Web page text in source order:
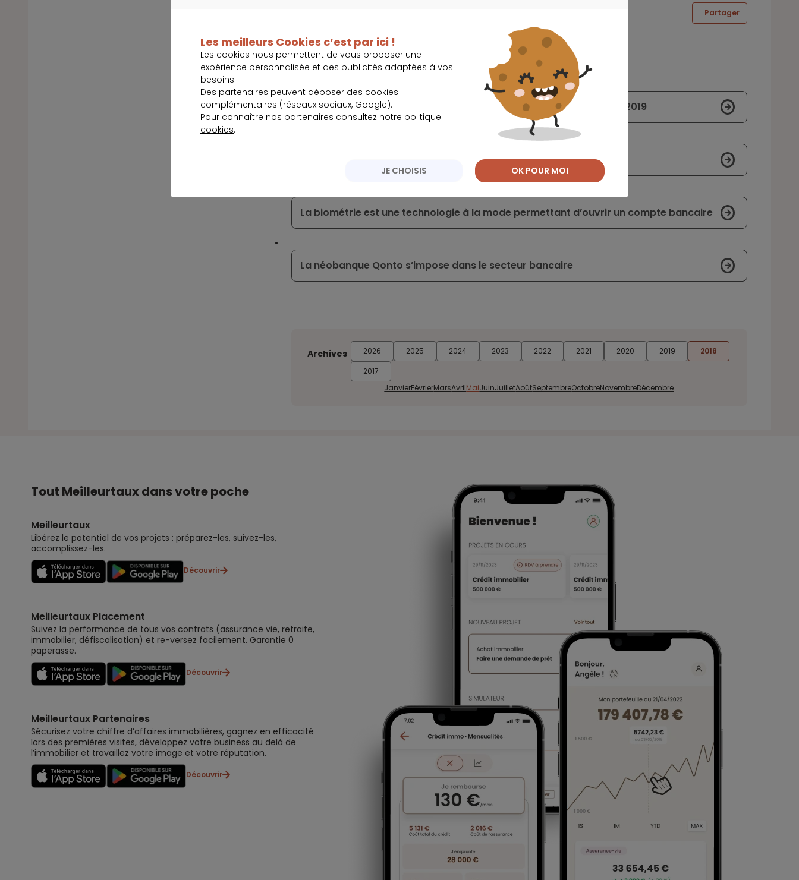
Partager
Ça peut vous intéresser
Un mode de paiement unique sera appliqué pour l’IR à compter de 2019
La stratégie déployée par N26 pour conquérir les États-Unis
La biométrie est une technologie à la mode permettant d’ouvrir un compte bancaire
La néobanque Qonto s’impose dans le secteur bancaire
Archives 2026 2025 2024 2023 2022 2021 2020 2019
2018
2017
JanvierFévrierMarsAvrilMaiJuinJuilletAoûtSeptembreOctobreNovembreDécembre
Tout Meilleurtaux dans votre poche
Meilleurtaux
Libérez le potentiel de vos projets : préparez-les, suivez-les,
accomplissez-les.
Découvrir
Meilleurtaux Placement
Suivez la performance de tous vos contrats (assurance vie, retraite,
immobilier, défiscalisation) et re-versez facilement. Garantie 0
paperasse.
Découvrir
Meilleurtaux Partenaires
Sécurisez votre chiffre d’affaires immobilières, gagnez en efficacité
lors des premières visites, développez votre business au delà de
l’immobilier et travaillez votre image et votre réputation.
Découvrir
Les meilleurs Cookies c’est par ici !
Les cookies nous permettent de vous proposer une
expérience personnalisée et des publicités adaptées à vos
besoins.
Des partenaires peuvent déposer des cookies
complémentaires (réseaux sociaux, Google).
Pour connaître nos partenaires consultez notre politique
cookies.
JE CHOISIS OK POUR MOI